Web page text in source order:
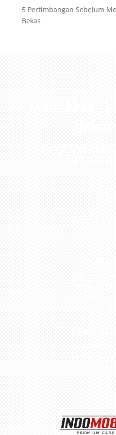
5 Pertimbangan Sebelum
Bekas
Miliki Mobil
Kunjungi Atau
Kami Di

0813-
Perumahan
Taman Surya
No.27,
Husein
No.8 Jurumudi
–